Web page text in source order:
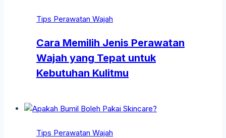
Tips Perawatan Wajah
Cara Memilih Jenis Perawatan
Wajah yang Tepat untuk
Kebutuhan Kulitmu
Tips Perawatan Wajah